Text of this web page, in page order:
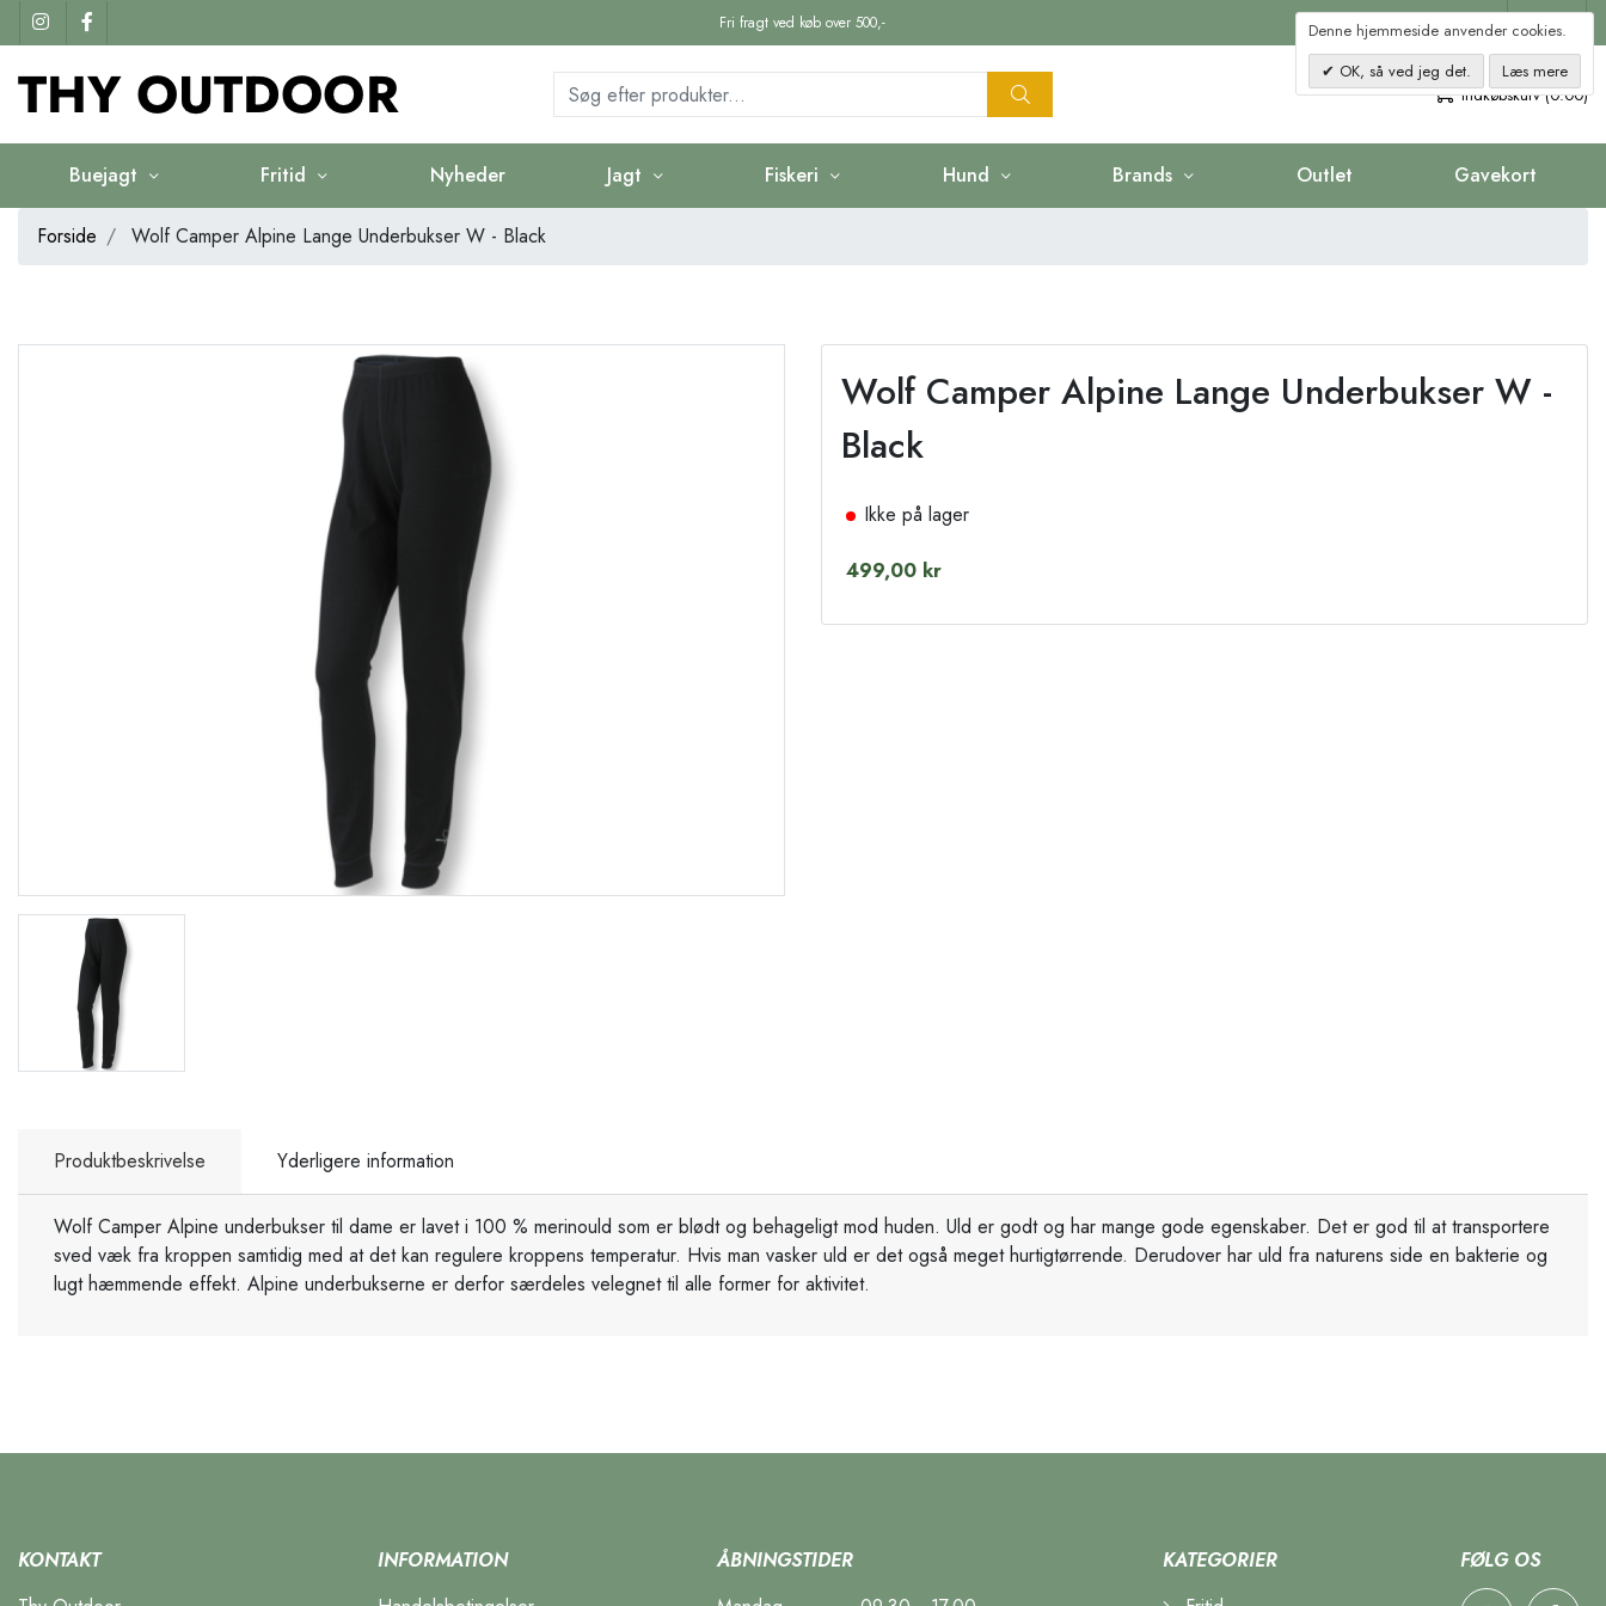
Fri fragt ved køb over 500,- Kontakt
0
Indkøbskurv (0.00)
Buejagt Fritid Nyheder Jagt Fiskeri Hund Brands Outlet Gavekort
Forside Wolf Camper Alpine Lange Underbukser W - Black
Wolf Camper Alpine Lange Underbukser W -
Black
Ikke på lager
499,00 kr
Produktbeskrivelse Yderligere information
Wolf Camper Alpine underbukser til dame er lavet i 100 % merinould som er blødt og behageligt mod huden. Uld er godt og har mange gode egenskaber. Det er god til at transportere
sved væk fra kroppen samtidig med at det kan regulere kroppens temperatur. Hvis man vasker uld er det også meget hurtigtørrende. Derudover har uld fra naturens side en bakterie og
lugt hæmmende effekt. Alpine underbukserne er derfor særdeles velegnet til alle former for aktivitet.
KONTAKT
INFORMATION
ÅBNINGSTIDER
KATEGORIER
FØLG OS
Denne hjemmeside anvender cookies.
OK, så ved jeg det.
Læs mere